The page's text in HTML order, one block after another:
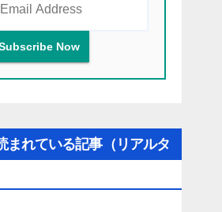
まれている記事（リアルタ